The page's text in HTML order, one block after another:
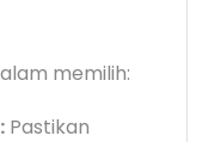
memilih:
Pastikan